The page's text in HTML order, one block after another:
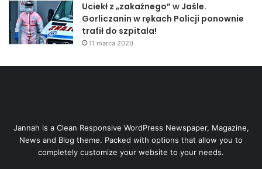
Uciekł z „zakaźnego” w Jaśle.
Gorliczanin w rękach Policji ponownie
trafił do szpitala!
11 marca 2020
Jannah is a Clean Responsive WordPress Newspaper, Magazine,
News and Blog theme. Packed with options that allow you to
completely customize your website to your needs.